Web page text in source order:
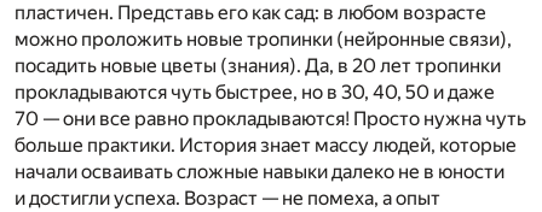
пластичен. Представь его как сад: в любом возрасте
можно проложить новые тропинки (нейронные связи),
посадить новые цветы (знания). Да, в 20 лет тропинки
прокладываются чуть быстрее, но в 30, 40, 50 и даже
70 — они все равно прокладываются! Просто нужна чуть
больше практики. История знает массу людей, которые
начали осваивать сложные навыки далеко не в юности
и достигли успеха. Возраст — не помеха, а опыт